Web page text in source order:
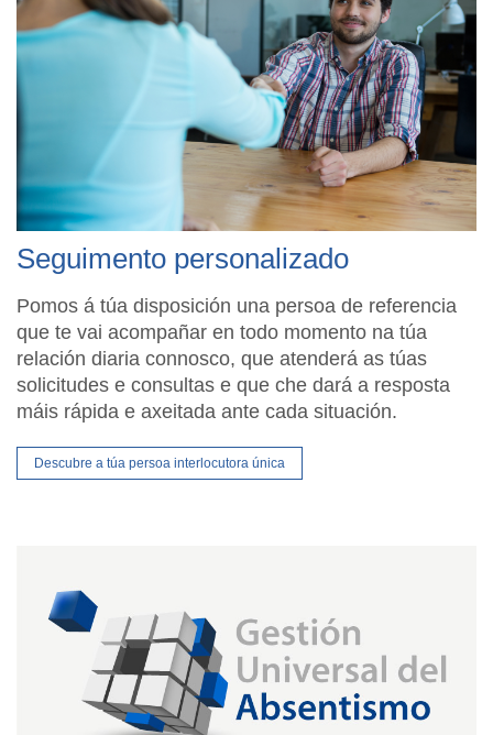
Seguimento personalizado
Pomos á túa disposición una persoa de referencia
que te vai acompañar en todo momento na túa
relación diaria connosco, que atenderá as túas
solicitudes e consultas e que che dará a resposta
máis rápida e axeitada ante cada situación.
Descubre a túa persoa interlocutora única